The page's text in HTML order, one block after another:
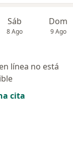
Sáb
8 Ago
Dom
9 Ago
línea no está
cita